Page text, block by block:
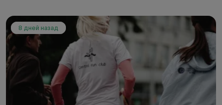
8 дней назад